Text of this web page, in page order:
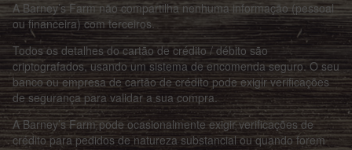
A Barney’s Farm não compartilha nenhuma informação (pessoal
ou financeira) com terceiros.
Todos os detalhes do cartão de crédito / débito são
criptografados, usando um sistema de encomenda seguro. O seu
banco ou empresa de cartão de crédito pode exigir verificações
de segurança para validar a sua compra.
A Barney’s Farm pode ocasionalmente exigir verificações de
crédito para pedidos de natureza substancial ou quando forem